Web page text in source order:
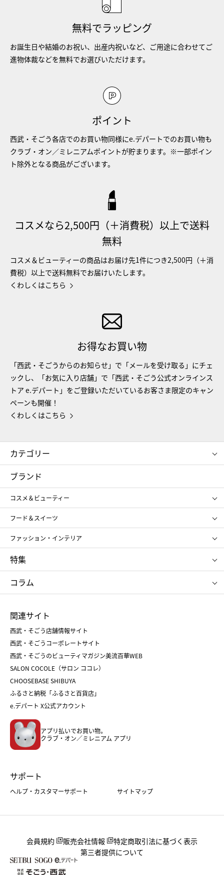
無料でラッピング
お誕生日や結婚のお祝い、出産内祝いなど、ご用途に合わせてご
進物体裁などを無料でお選びいただけます。
ポイント
西武・そごう各店でのお買い物同様にe.デパートでのお買い物も
クラブ・オン／ミレニアムポイントが貯まります。※一部ポイン
ト除外となる商品がございます。
コスメなら2,500円（＋消費税）以上で送料
無料
コスメ＆ビューティーの商品はお届け先1件につき2,500円（＋消
費税）以上で送料無料でお届けいたします。
くわしくはこちら
お得なお買い物
「西武・そごうからのお知らせ」で「メールを受け取る」にチェ
ックし、「お気に入り店舗」で「西武・そごう公式オンラインス
トア e.デパート」をご登録いただいているお客さま限定のキャン
ペーンも開催！
くわしくはこちら
カテゴリー
コスメ＆ビューティー
ギフト
レディース
メンズ
スポーツ・アウトドア
お中元
お歳暮
ブランド
コスメ＆ビューティー
SHISEIDO
ポール&ジョー ボーテ
ジルスチュアート
NARS
RMK
クリニーク
SK-Ⅱ
フード＆スイーツ
アンリ・シャルパンティエ
ゴディバ
新宿高野
たねや
ねんりん家
ファッション・インテリア
ポロ ラルフ ローレン
タケオ キクチ
ママ＆キッズ
シュタイフ
特集
お中元
ひな人形
五月人形
父の日
クリスマスケーキ
ホワイトデー
コラム
菓子折り
和菓子
人気のギフト
バレンタイン
ホワイトデー
おせち
フード
ホーム・キッチン＆アート
関連サイト
西武・そごう店舗情報サイト
西武・そごうコーポレートサイト
西武・そごうのビューティマガジン美流百華WEB
SALON COCOLE（サロン ココレ）
CHOOSEBASE SHIBUYA
ふるさと納税「ふるさと百貨店」
e.デパート X公式アカウント
アプリ払いでお買い物。
クラブ・オン／ミレニアム アプリ
サポート
ヘルプ・カスタマーサポート サイトマップ
会員規約 販売会社情報
特定商取引法に基づく表示
第三者提供について